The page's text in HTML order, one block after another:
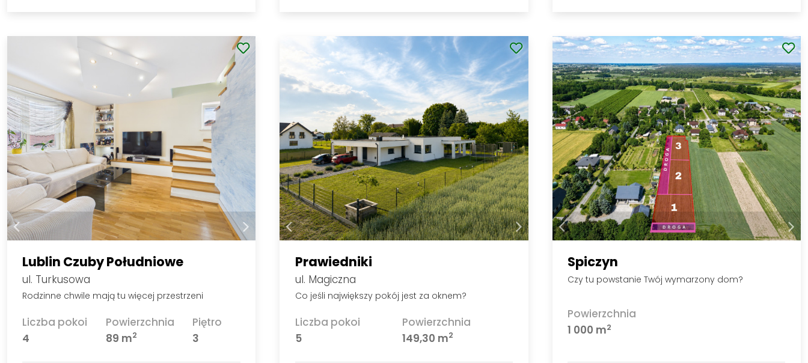
Lublin Czuby Południowe
ul. Turkusowa
Rodzinne chwile mają tu więcej przestrzeni
Liczba pokoi
4
Powierzchnia
89 m2
Piętro
3
Prawiedniki
ul. Magiczna
Co jeśli największy pokój jest za oknem?
Liczba pokoi
5
Powierzchnia
149,30 m2
Spiczyn
Czy tu powstanie Twój wymarzony dom?
Powierzchnia
1 000 m2